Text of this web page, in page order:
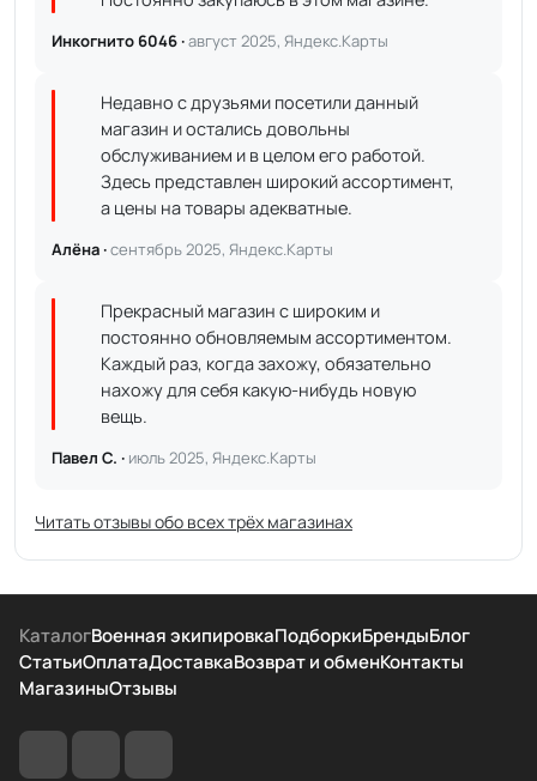
Инкогнито 6046 ·август 2025, Яндекс.Карты
Недавно с друзьями посетили данный
магазин и остались довольны
обслуживанием и в целом его работой.
Здесь представлен широкий ассортимент,
а цены на товары адекватные.
Алёна ·сентябрь 2025, Яндекс.Карты
Прекрасный магазин с широким и
постоянно обновляемым ассортиментом.
Каждый раз, когда захожу, обязательно
нахожу для себя какую-нибудь новую
вещь.
Павел С. · июль 2025, Яндекс.Карты
Читать отзывы обо всех трёх магазинах
КаталогВоенная экипировкаПодборкиБрендыБлог
СтатьиОплатаДоставкаВозврат и обменКонтакты
МагазиныОтзывы